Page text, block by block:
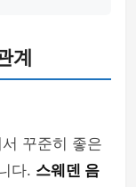
계
꾸준히 좋은
다. 스웨덴 음